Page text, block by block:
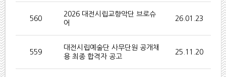
560
2026 대전시립교향악단 브로슈
어
26.01.23
559
대전시립예술단 사무단원 공개채
용 최종 합격자 공고
25.11.20